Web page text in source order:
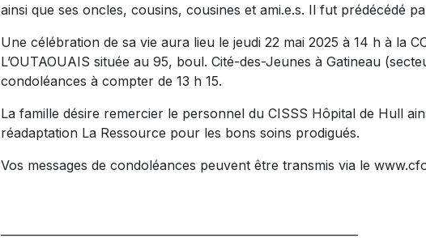
ainsi que ses oncles, cousins, cousines et ami.e.s. Il fut prédécédé
Une célébration de sa vie aura lieu le jeudi 22 mai 2025 à 14 h à la
L’OUTAOUAIS située au 95, boul. Cité-des-Jeunes à Gatineau
condoléances à compter de 13 h 15.
La famille désire remercier le personnel du CISSS Hôpital de Hull
réadaptation La Ressource pour les bons soins prodigués.
Vos messages de condoléances peuvent être transmis via le